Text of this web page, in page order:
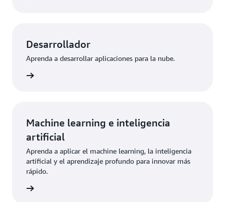
Desarrollador
Aprenda a desarrollar aplicaciones para la nube.
Machine learning e inteligencia
artificial
Aprenda a aplicar el machine learning, la inteligencia
artificial y el aprendizaje profundo para innovar más
rápido.